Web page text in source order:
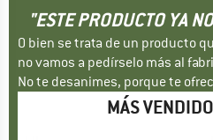
"ESTE PRODUCTO YA
O bien se trata de un producto
no vamos a pedírselo más al
No te desanimes, porque te
MÁS